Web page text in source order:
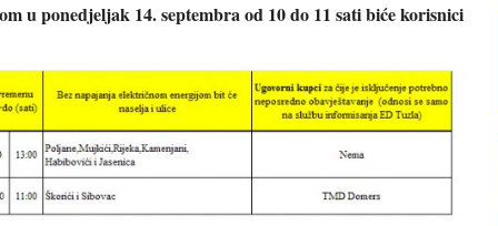
u ponedjeljak 14. septembra od 10 do 11 sati biće korisnici